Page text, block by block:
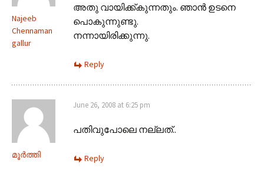
Najeeb
Chennaman
gallur
അതു വായിക്ക്കുന്നതും. ഞാൻ ഉടനെ
പൊകുന്നുണ്ടു.
നന്നായിരിക്കുന്നു.
Reply
മൂര്‍ത്തി
June 26, 2008 at 6:25 pm
പതിവുപോലെ നല്ലത്..
Reply